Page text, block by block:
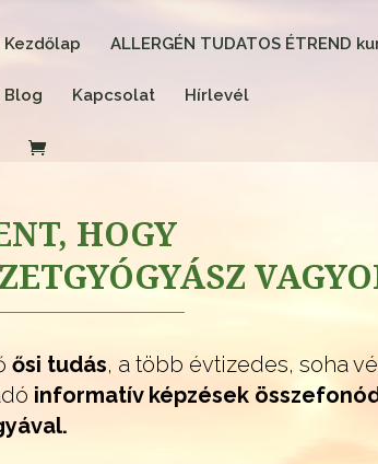
Kezdőlap ALLERGÉN TUDATOS ÉTREND
Blog Kapcsolat Hírlevél
HOGY
ősi tudás, a több évtizedes, soha
informatív képzések